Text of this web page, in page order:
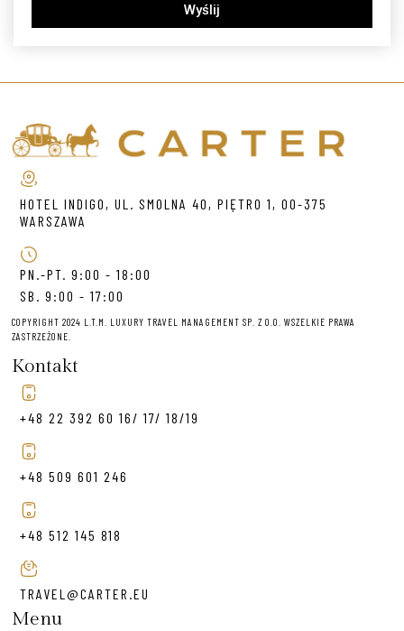
Wyślij
HOTEL INDIGO, UL. SMOLNA 40, PIĘTRO 1, 00-375
WARSZAWA
PN.-PT. 9:00 - 18:00
SB. 9:00 - 17:00
COPYRIGHT 2024 L.T.M. LUXURY TRAVEL MANAGEMENT SP. Z O.O. WSZELKIE PRAWA
ZASTRZEŻONE.
Kontakt
+48 22 392 60 16/ 17/ 18/19
+48 509 601 246
+48 512 145 818
TRAVEL@CARTER.EU
Menu